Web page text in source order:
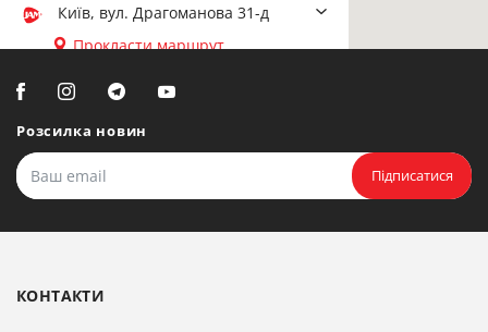
Київ, вул. Драгоманова 31-д
Прокласти маршрут
Біла Церква, вул. Ярослава
Мудрого, 20, офіс 108
Прокласти маршрут
Розсилка новин
Підписатися
КОНТАКТИ